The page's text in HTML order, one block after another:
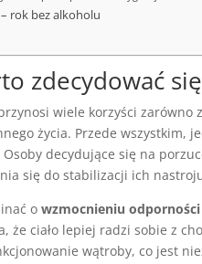
rok bez alkoholu
zdecydować
wiele korzyści zarówno
życia. Przede wszystkim,
Osoby decydujące się na
się do stabilizacji ich
owzmocnieniu
że ciało lepiej radzi sobie z
wątroby, co jest